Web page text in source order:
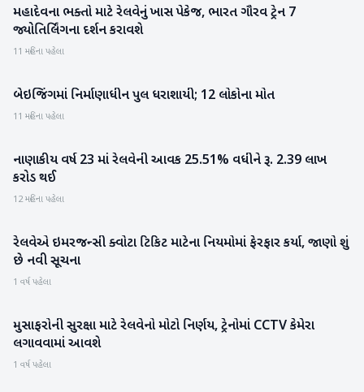
રાષ્ટ્રીય
મહાદેવના ભક્તો માટે રેલવેનું ખાસ પેકેજ, ભારત ગૌરવ ટ્રેન 7
જ્યોતિર્લિંગના દર્શન કરાવશે
11 મહિના પહેલા
આંતરરાષ્ટ્રીય
બેઇજિંગમાં નિર્માણાધીન પુલ ધરાશાયી; 12 લોકોના મોત
11 મહિના પહેલા
રાષ્ટ્રીય
નાણાકીય વર્ષ 23 માં રેલવેની આવક 25.51% વધીને રૂ. 2.39 લાખ
કરોડ થઈ
12 મહિના પહેલા
રાષ્ટ્રીય
રેલવેએ ઇમરજન્સી ક્વોટા ટિકિટ માટેના નિયમોમાં ફેરફાર કર્યા, જાણો શું
છે નવી સૂચના
1 વર્ષ પહેલા
રાષ્ટ્રીય
મુસાફરોની સુરક્ષા માટે રેલવેનો મોટો નિર્ણય, ટ્રેનોમાં CCTV કેમેરા
લગાવવામાં આવશે
1 વર્ષ પહેલા